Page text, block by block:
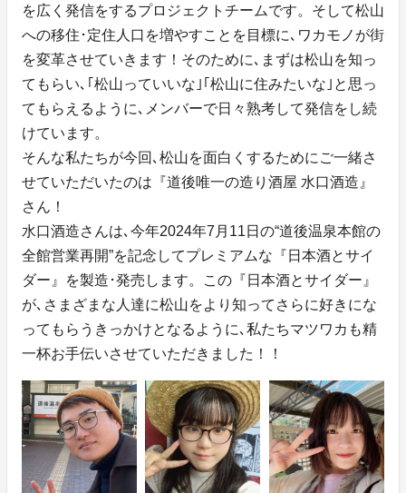
を広く発信をするプロジェクトチームです。そして松山
への移住･定住人口を増やすことを目標に､ワカモノが街
を変革させていきます！そのために､まずは松山を知っ
てもらい､｢松山っていいな｣｢松山に住みたいな｣と思っ
てもらえるように､メンバーで日々熟考して発信をし続
けています。
そんな私たちが今回､松山を面白くするためにご一緒さ
せていただいたのは『道後唯一の造り酒屋 水口酒造』
さん！
水口酒造さんは､今年2024年7月11日の“道後温泉本館の
全館営業再開”を記念してプレミアムな『日本酒とサイ
ダー』を製造･発売します。この『日本酒とサイダー』
が､さまざまな人達に松山をより知ってさらに好きにな
ってもらうきっかけとなるように､私たちマツワカも精
一杯お手伝いさせていただきました！！